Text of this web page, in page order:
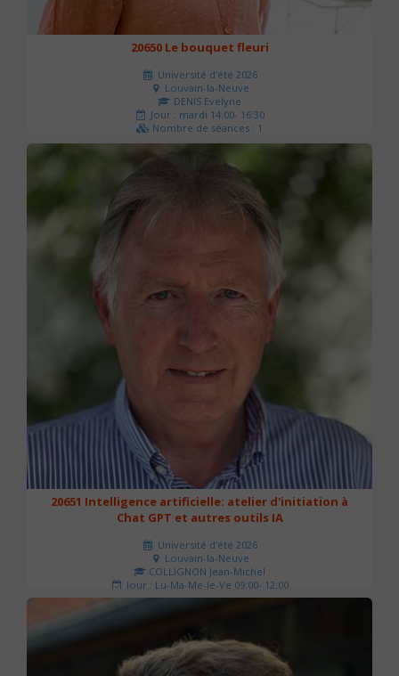
20650 Le bouquet fleuri
Université d'été 2026
Louvain-la-Neuve
DENIS Evelyne
Jour : mardi 14:00- 16:30
Nombre de séances : 1
60 €
20651 Intelligence artificielle: atelier d'initiation à
Chat GPT et autres outils IA
Université d'été 2026
Louvain-la-Neuve
COLLIGNON Jean-Michel
Jour : Lu-Ma-Me-Je-Ve 09:00- 12:00
Nombre de séances : 2